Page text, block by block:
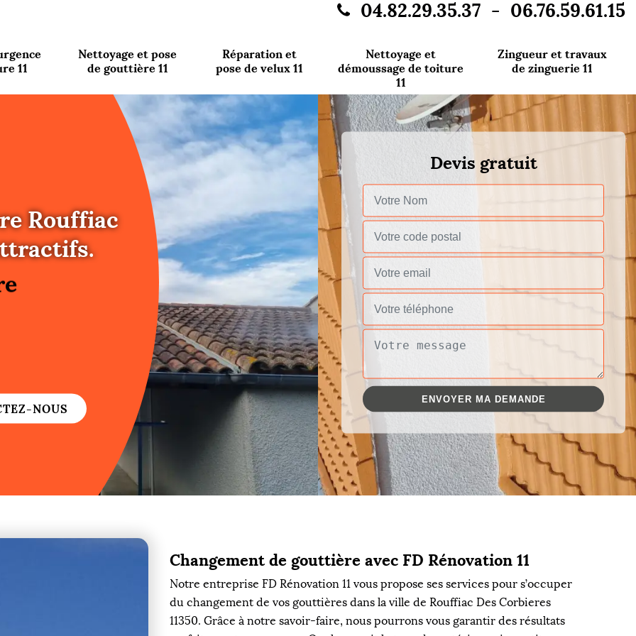
04.82.29.35.37 - 06.76.59.61.15
11
Nettoyage et pose
de gouttière 11
Réparation et
pose de velux 11
Nettoyage et
démoussage de toiture
11
Zingueur et travaux
de zinguerie 11
Rouffiac
NOUS
Devis gratuit
Changement de gouttière avec FD Rénovation 11
Notre entreprise FD Rénovation 11 vous propose ses services pour s’occuper
du changement de vos gouttières dans la ville de Rouffiac Des Corbieres
11350. Grâce à notre savoir-faire, nous pourrons vous garantir des résultats